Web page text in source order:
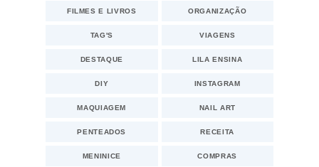
FILMES E LIVROS ORGANIZAÇÃO
TAG'S VIAGENS
DESTAQUE LILA ENSINA
DIY INSTAGRAM
MAQUIAGEM NAIL ART
PENTEADOS RECEITA
MENINICE COMPRAS